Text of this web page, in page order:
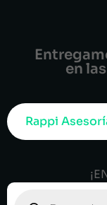
en
Rappi